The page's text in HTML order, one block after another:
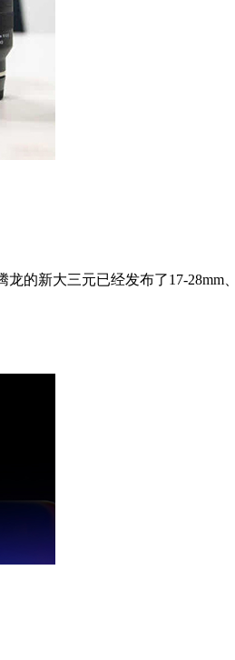
的新大三元已经发布了17-28mm